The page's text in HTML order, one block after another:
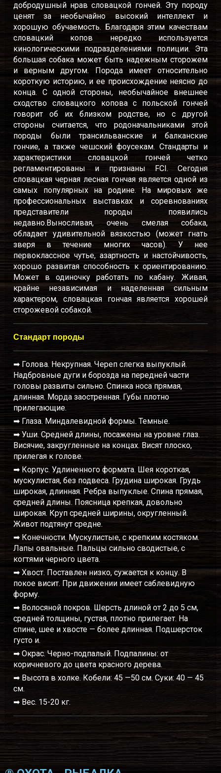
добродушный нрав словацкой гончей. Эту породу
ценят за необычайно высокий интеллект и
хорошую обучаемость. Благодаря этим качествам
словацкий копов нередко используется
кинологическими подразделениями полиции. Эта
большая собака может быть надежным сторожем
и верным другом. Порода имеет относительно
короткую историю, и ее происхождение неясно до
конца. С одной стороны, необычайное внешнее
сходство словацкого копова с польской гончей
говорит об их близком родстве, но с другой
стороны считается, что родоначальниками этой
породы были трансильванские и балканские
гончие, а также чешский фоусекам. Стандарты и
характеристики словацкой гончей четко
регламентированы и признаны FCI. Сегодня
словацкая черная лесная гончая является одной из
самых популярных на родине. На мировых же
профессиональных выставках и соревнованиях
представители породы появились
недавно.Выносливая, очень смелая собака,
обладает удивительной вязкостью (может гнать
зверя в течение многих часов). У нее
первоклассное чутье, азартность и настойчивость,
хорошо развитая способность к ориентированию.
Может в одиночку работать по кабану. Живая,
крайне независимая и наделенная сильным
характером, словацкая гончая является хорошей
сторожевой собакой.
Стандарт породы
➡ Голова. Некрупная. Череп слегка выпуклый.
Надбровные дуги и борозда на передней части
головы развиты сильно. Спинка носа прямая,
длинная. Морда заостренная. Губы плотно
прилегающие.
➡ Глаза. Миндалевидной формы. Темные.
➡ Уши. Средней длины, посажены на уровне глаз.
Висячие, закругленные на концах. Висят плоско,
прилегая к голове.
➡ Корпус. Удлиненного формата. Шея короткая,
мускулистая, без подвеса. Грудина широкая. Грудь
широкая, длинная. Ребра выпуклые. Спина прямая,
средней длины. Поясница крепкая, довольно
широкая. Круп средней ширины, округленный.
Живот подтянут средне.
➡ Конечности. Мускулистые, с крепким костяком.
Лапы овальные. Пальцы сильно сводистые, с
когтями черного цвета.
➡ Хвост. Поставлен низко, сужается к концу. В
покое висит. При движении имеет саблевидную
форму.
➡ Волосяной покров. Шерсть длиной от 2 до 5 см,
средней толщины, густая, плотно прилегает. На
спине, шее и хвосте — более длинная. Подшерсток
густо и.
➡ Окрас. Черно-подпалый. Подпалины: от
коричневого до цвета красного дерева.
➡ Высота в холке. Кобели: 45 —50 см. Суки: 40 — 45
см.
➡ Вес. 15-20 кг.